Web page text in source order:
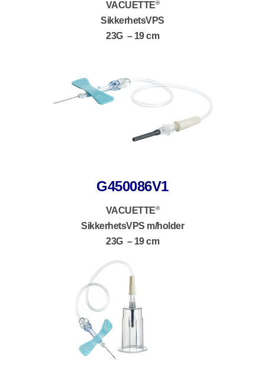
VACUETTE®
SikkerhetsVPS
23G – 19 cm
G450086V1
VACUETTE®
SikkerhetsVPS m/holder
23G – 19 cm